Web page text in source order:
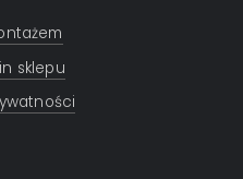
sklepu